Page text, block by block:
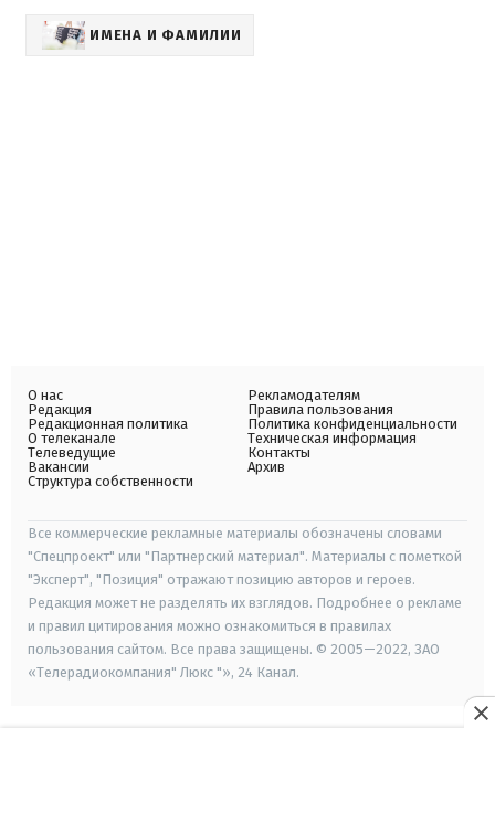
ИМЕНА И ФАМИЛИИ
О нас
Редакция
Редакционная политика
О телеканале
Телеведущие
Вакансии
Структура собственности
Рекламодателям
Правила пользования
Политика конфиденциальности
Техническая информация
Контакты
Архив
Все коммерческие рекламные материалы обозначены словами
"Спецпроект" или "Партнерский материал". Материалы с пометкой
"Эксперт", "Позиция" отражают позицию авторов и героев.
Редакция может не разделять их взглядов. Подробнее о рекламе
и правил цитирования можно ознакомиться в правилах
пользования сайтом. Все права защищены. © 2005—2022, ЗАО
«Телерадиокомпания" Люкс "», 24 Канал.